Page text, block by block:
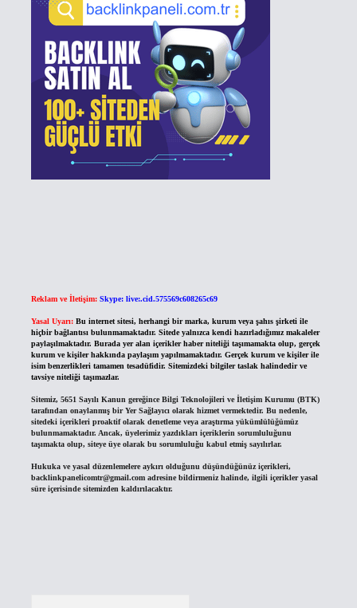
Reklam ve İletişim: Skype: live:.cid.575569c608265c69
Yasal Uyarı: Bu internet sitesi, herhangi bir marka, kurum veya şahıs şirketi ile
hiçbir bağlantısı bulunmamaktadır. Sitede yalnızca kendi hazırladığımız makaleler
paylaşılmaktadır. Burada yer alan içerikler haber niteliği taşımamakta olup, gerçek
kurum ve kişiler hakkında paylaşım yapılmamaktadır. Gerçek kurum ve kişiler ile
isim benzerlikleri tamamen tesadüfidir. Sitemizdeki bilgiler taslak halindedir ve
tavsiye niteliği taşımazlar.
Sitemiz, 5651 Sayılı Kanun gereğince Bilgi Teknolojileri ve İletişim Kurumu (BTK)
tarafından onaylanmış bir Yer Sağlayıcı olarak hizmet vermektedir. Bu nedenle,
sitedeki içerikleri proaktif olarak denetleme veya araştırma yükümlülüğümüz
bulunmamaktadır. Ancak, üyelerimiz yazdıkları içeriklerin sorumluluğunu
taşımakta olup, siteye üye olarak bu sorumluluğu kabul etmiş sayılırlar.
Hukuka ve yasal düzenlemelere aykırı olduğunu düşündüğünüz içerikleri,
backlinkpanelicomtr@gmail.comadresine bildirmeniz halinde, ilgili içerikler yasal
süre içerisinde sitemizden kaldırılacaktır.